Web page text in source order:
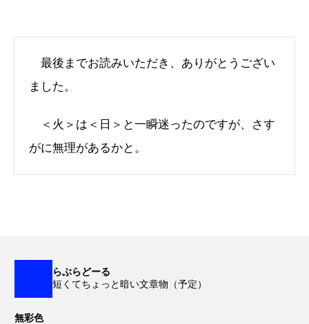
最後までお読みいただき、ありがとうござい
ました。
＜火＞は＜日＞と一瞬迷ったのですが、さす
がに無理があるかと。
らぶらどーる
短くてちょっと暗い文章物（予定）
無彩色